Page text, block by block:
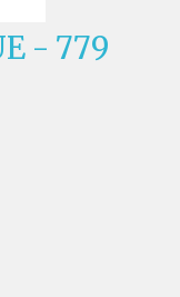
- 779